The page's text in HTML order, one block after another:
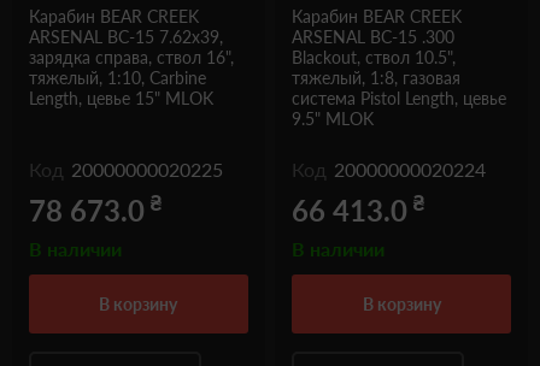
Карабин BEAR CREEK
ARSENAL BC-15 7.62x39,
зарядка справа, ствол 16",
тяжелый, 1:10, Carbine
Length, цевье 15" MLOK
Код 20000000020225
78 673.0 ₴
В наличии
в корзину
Карабин BEAR CREEK
ARSENAL BC-15 .300
Blackout, ствол 10.5",
тяжелый, 1:8, газовая
система Pistol Length, цевье
9.5" MLOK
Код 20000000020224
66 413.0 ₴
В наличии
в корзину